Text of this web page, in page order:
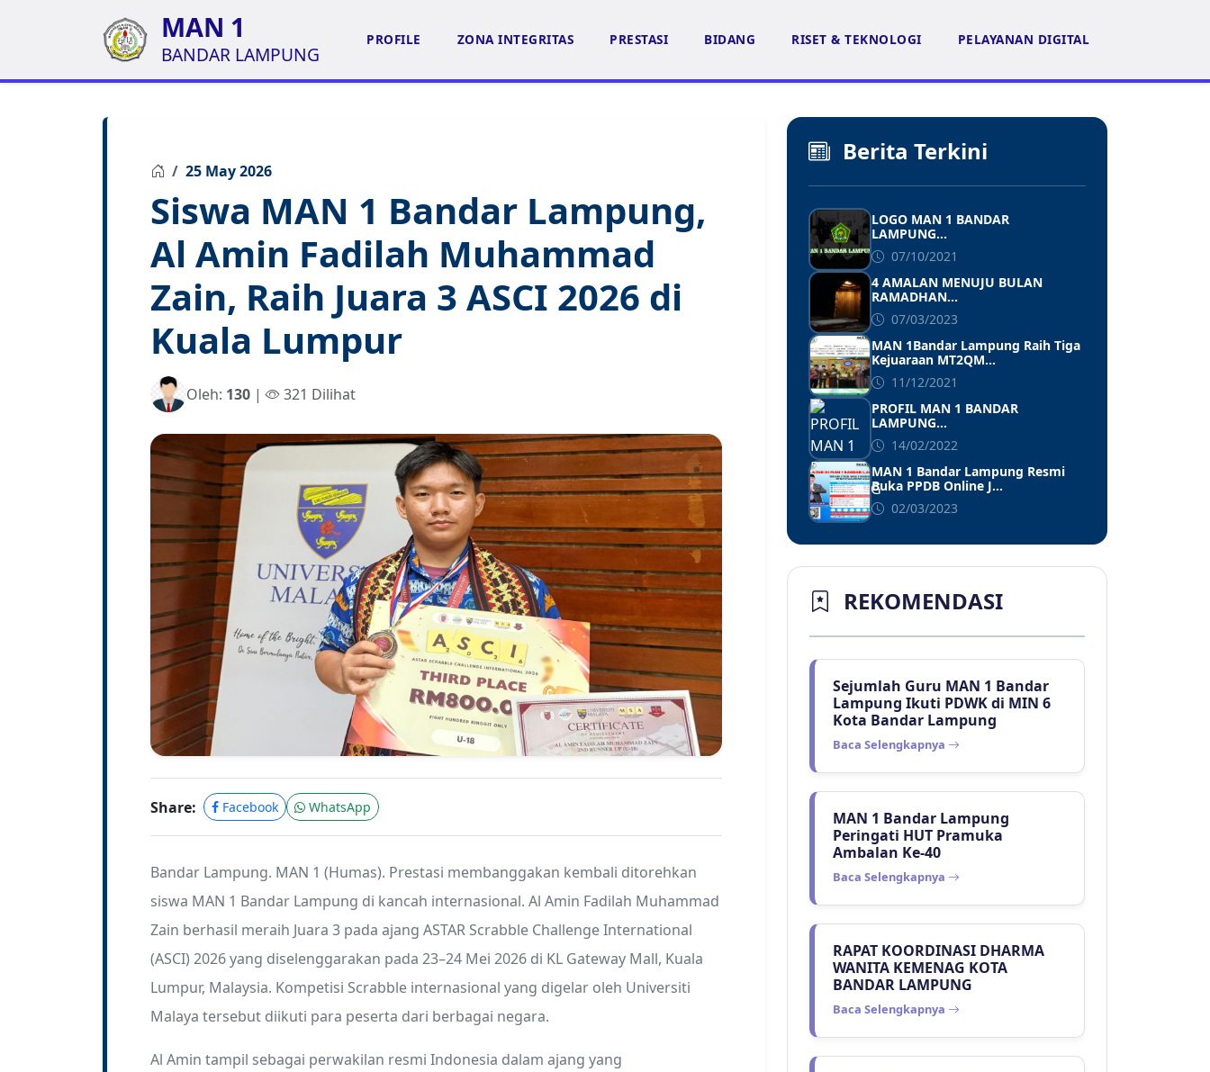
MAN 1
BANDAR LAMPUNG
PROFILE ZONA INTEGRITAS PRESTASI BIDANG RISET & TEKNOLOGI PELAYANAN DIGITAL
25 May 2026
Siswa MAN 1 Bandar Lampung,
Al Amin Fadilah Muhammad
Zain, Raih Juara 3 ASCI 2026 di
Kuala Lumpur
Oleh: 130 | 321 Dilihat
Share: Facebook WhatsApp
Bandar Lampung. MAN 1 (Humas). Prestasi membanggakan kembali ditorehkan
siswa MAN 1 Bandar Lampung di kancah internasional. Al Amin Fadilah Muhammad
Zain berhasil meraih Juara 3 pada ajang ASTAR Scrabble Challenge International
(ASCI) 2026 yang diselenggarakan pada 23–24 Mei 2026 di KL Gateway Mall, Kuala
Lumpur, Malaysia. Kompetisi Scrabble internasional yang digelar oleh Universiti
Malaya tersebut diikuti para peserta dari berbagai negara.
Al Amin tampil sebagai perwakilan resmi Indonesia dalam ajang yang
Berita Terkini
LOGO MAN 1 BANDAR
LAMPUNG...
07/10/2021
4 AMALAN MENUJU BULAN
RAMADHAN...
07/03/2023
MAN 1Bandar Lampung Raih Tiga
Kejuaraan MT2QM...
11/12/2021
PROFIL MAN 1 BANDAR
LAMPUNG...
14/02/2022
MAN 1 Bandar Lampung Resmi
Buka PPDB Online J...
02/03/2023
REKOMENDASI
Sejumlah Guru MAN 1 Bandar
Lampung Ikuti PDWK di MIN 6
Kota Bandar Lampung
Baca Selengkapnya
MAN 1 Bandar Lampung
Peringati HUT Pramuka
Ambalan Ke-40
Baca Selengkapnya
RAPAT KOORDINASI DHARMA
WANITA KEMENAG KOTA
BANDAR LAMPUNG
Baca Selengkapnya